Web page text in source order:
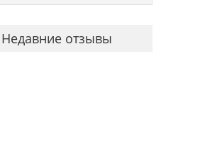
Недавние отзывы